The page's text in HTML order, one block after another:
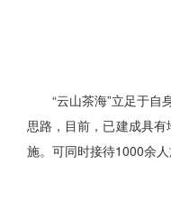
“云山茶海”立足于
思路，目前，已建成具
施。可同时接待1000余人